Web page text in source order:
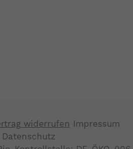
widerrufen Impressum
Datenschutz